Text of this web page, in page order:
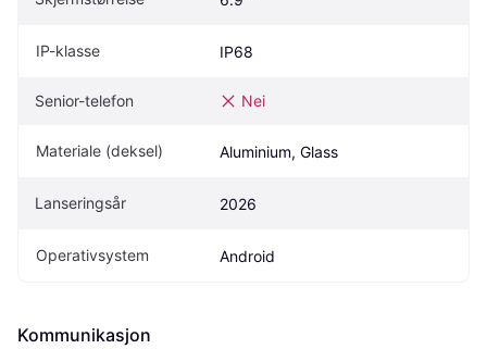
IP-klasse IP68
Senior-telefon Nei
Materiale (deksel) Aluminium, Glass
Lanseringsår 2026
Operativsystem Android
Kommunikasjon